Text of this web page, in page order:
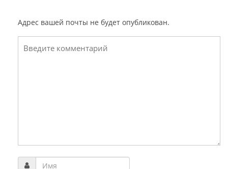
Адрес вашей почты не будет опубликован.